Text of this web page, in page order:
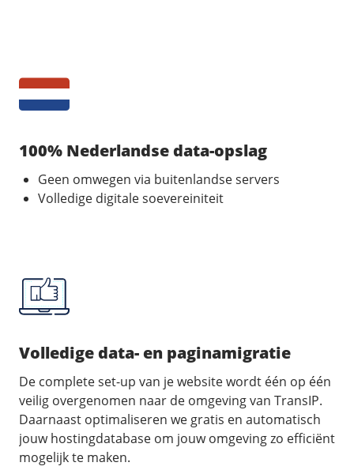
100% Nederlandse data-opslag
Geen omwegen via buitenlandse servers
Volledige digitale soevereiniteit
Volledige data- en paginamigratie
De complete set-up van je website wordt één op één
veilig overgenomen naar de omgeving van TransIP.
Daarnaast optimaliseren we gratis en automatisch
jouw hostingdatabase om jouw omgeving zo efficiënt
mogelijk te maken.